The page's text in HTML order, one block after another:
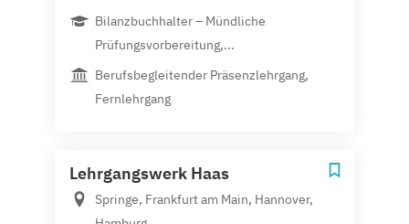
Bilanzbuchhalter – Mündliche
Prüfungsvorbereitung,...
Berufsbegleitender Präsenzlehrgang,
Fernlehrgang
Lehrgangswerk Haas
Springe, Frankfurt am Main, Hannover,